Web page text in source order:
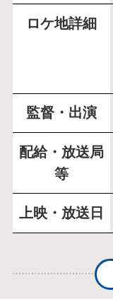
ロケ地詳細
監督・出演
配給・放送局
等
上映・放送日